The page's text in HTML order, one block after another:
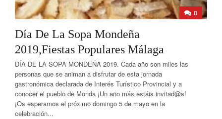
0
Día De La Sopa Mondeña
2019,Fiestas Populares Málaga
DÍA DE LA SOPA MONDEÑA 2019. Cada año son miles las
personas que se animan a disfrutar de esta jornada
gastronómica declarada de Interés Turístico Provincial y a
conocer el pueblo de Monda ¡Un año más estáis invitad@s!
¡Os esperamos el próximo domingo 5 de mayo en la
celebración...